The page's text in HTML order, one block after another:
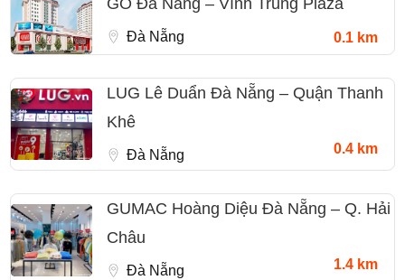
Đà Nẵng 0.1 km
LUG Lê Duẩn Đà Nẵng – Quận Thanh
Khê
Đà Nẵng 0.4 km
GUMAC Hoàng Diệu Đà Nẵng – Q. Hải
Châu
Đà Nẵng 1.4 km